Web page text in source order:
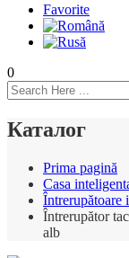
Favorite
0
Каталог
Prima pagină
Casa
Întrerupătoare
Întrerupător
alb